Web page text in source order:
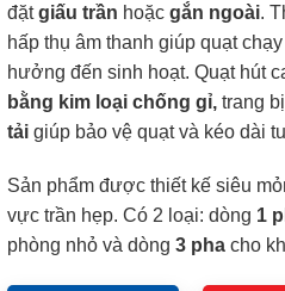
đặtgiấu trần hoặc gắn ngoài.
hấp thụ âm thanh giúp quạt
hưởng đến sinh hoạt. Quạt hút
bằng kim loại chống gỉ, trang bị
tải giúp bảo vệ quạt và kéo dài
Sản phẩm được thiết kế siêu
vực trần hẹp. Có 2 loại: dòng 1
phòng nhỏ và dòng 3 pha cho